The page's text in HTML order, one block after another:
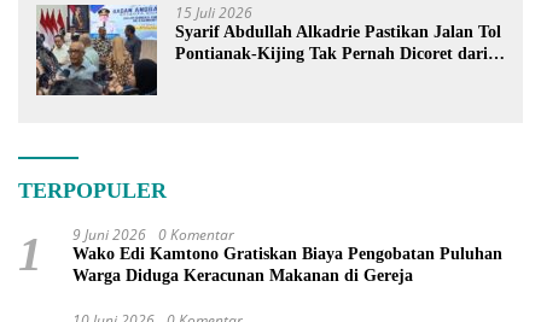
15 Juli 2026
Syarif Abdullah Alkadrie Pastikan Jalan Tol
Pontianak-Kijing Tak Pernah Dicoret dari
TERPOPULER
1 9 Juni 2026 0 Komentar
Wako Edi Kamtono Gratiskan Biaya Pengobatan Puluhan
Warga Diduga Keracunan Makanan di Gereja